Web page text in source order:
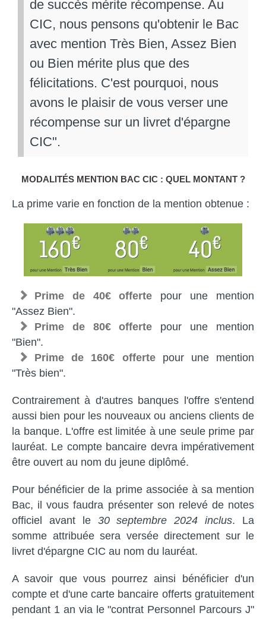
de succès mérite récompense. Au
CIC, nous pensons qu'obtenir le Bac
avec mention Très Bien, Assez Bien
ou Bien mérite plus que des
félicitations. C'est pourquoi, nous
avons le plaisir de vous verser une
récompense sur un livret d'épargne
CIC".
MODALITÉS MENTION BAC CIC : QUEL MONTANT ?
La prime varie en fonction de la mention obtenue :
Prime de 40€ offerte pour une mention
"Assez Bien".
Prime de 80€ offerte pour une mention
"Bien".
Prime de 160€ offertepour une mention
"Très bien".
Contrairement à d'autres banques l'offre s'entend
aussi bien pour les nouveaux ou anciens clients de
la banque. L'offre est limitée à une seule prime par
lauréat. Le compte bancaire devra impérativement
être ouvert au nom du jeune diplômé.
Pour bénéficier de la prime associée à sa mention
Bac, il vous faudra présenter son relevé de notes
officiel avant le 30 septembre 2024 inclus. La
somme attribuée sera versée directement sur le
livret d'épargne CIC au nom du lauréat.
A savoir que vous pourrez ainsi bénéficier d'un
compte et d'une carte bancaire offerts gratuitement
pendant 1 an via le "contrat Personnel Parcours J"